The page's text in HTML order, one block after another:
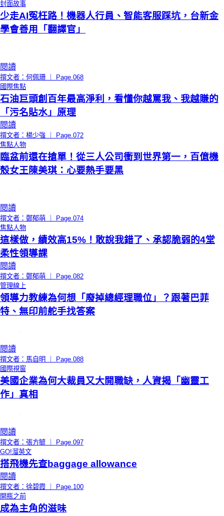
封面故事
少走AI冤枉路！機器人行員、智能客服踩坑，台新金
學會善用「翻譯官」
閱讀
撰文者：何佩珊 ｜ Page.068
國際焦點
石油巨頭創百年最高淨利，看懂你越罵我、我越賺的
「污名貼水」原理
閱讀
撰文者：楊少強 ｜ Page.072
焦點人物
臨盆前還在搶單！從三人公司衝到世界第一，百億機
殼女王陳美琪：心要熱手要黑
閱讀
撰文者：鄭郁萌 ｜ Page.074
焦點人物
這樣做，績效高15%！敢說我錯了、承認脆弱的4堂
柔性領導課
閱讀
撰文者：鄭郁萌 ｜ Page.082
管理線上
領導力教練為何想「廢掉總經理職位」？跟著巴菲
特、無印前舵手找答案
閱讀
撰文者：馬自明 ｜ Page.088
國際視窗
美國企業為何大裁員又大開職缺，人資揭「幽靈工
作」真相
閱讀
撰文者：張方毓 ｜ Page.097
GO!溜英文
搭飛機先查baggage allowance
閱讀
撰文者：徐碧霞 ｜ Page.100
開瓶之前
成為主角的滋味